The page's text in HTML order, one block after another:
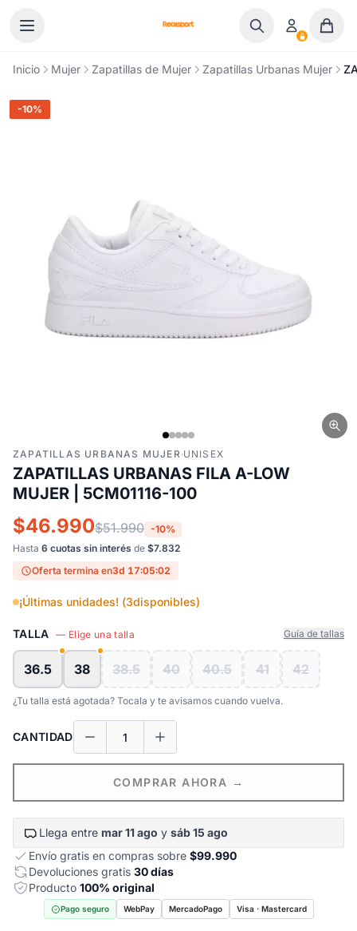
Inicio Mujer Zapatillas de Mujer Zapatillas Urbanas Mujer
-10%
ZAPATILLAS URBANAS MUJER·UNISEX
ZAPATILLAS URBANAS FILA A-LOW
MUJER | 5CM01116-100
$46.990$51.990 -10%
Hasta 6 cuotas sin interés de $7.832
Oferta termina en3d 17:05:02
¡Últimas unidades! (3disponibles)
TALLA — Elige una talla Guía de tallas
36.5 38 38.5 40 40.5 41 42
¿Tu talla está agotada? Tocala y te avisamos cuando vuelva.
CANTIDAD
COMPRAR AHORA →
Llega entre mar 11 ago y sáb 15 ago
Envío gratis en compras sobre $99.990
Devoluciones gratis 30 días
Producto 100% original
Pago seguro WebPay MercadoPago Visa · Mastercard